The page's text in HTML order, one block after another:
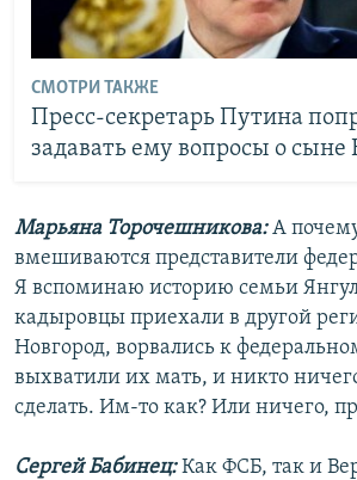
СМОТРИ ТАКЖЕ
Пресс-секретарь Путина
задавать ему вопросы о сыне
Марьяна Торочешникова:А
вмешиваются представители
Я вспоминаю историю семьи
кадыровцы приехали в другой
Новгород, ворвались к
выхватили их мать, и никто
сделать. Им-то как? Или ничего,
Сергей Бабинец:Как ФСБ, так и